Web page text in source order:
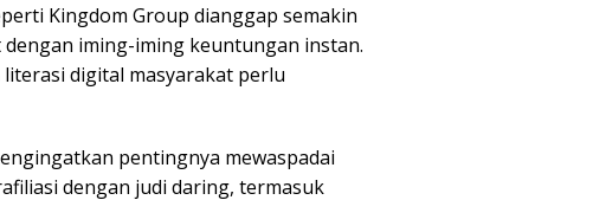
Kingdom Group dianggap semakin
iming-iming keuntungan instan.
digital masyarakat perlu
pentingnya mewaspadai
dengan judi daring, termasuk